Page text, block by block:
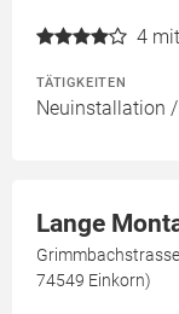
4
TÄTIGKEITEN
Neuinstallation
Lange
74549 Einkorn)